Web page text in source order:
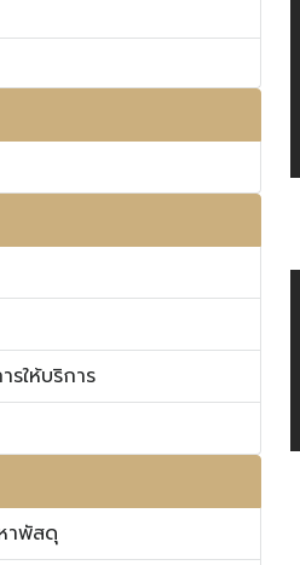
รให้บริการ
าพัสดุ